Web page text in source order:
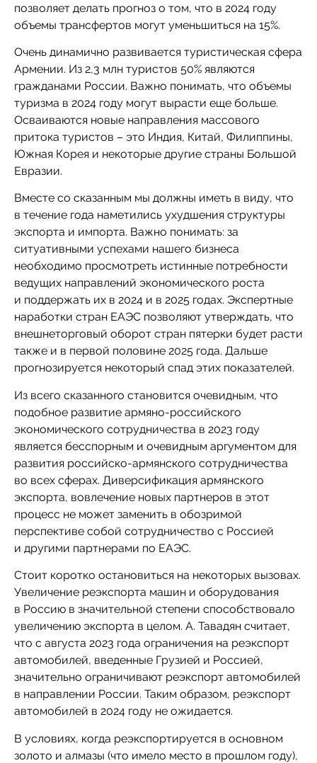
позволяет делать прогноз о том, что в 2024 году
объемы трансфертов могут уменьшиться на 15%.
Очень динамично развивается туристическая сфера
Армении. Из 2,3 млн туристов 50% являются
гражданами России. Важно понимать, что объемы
туризма в 2024 году могут вырасти еще больше.
Осваиваются новые направления массового
притока туристов – это Индия, Китай, Филиппины,
Южная Корея и некоторые другие страны Большой
Евразии.
Вместе со сказанным мы должны иметь в виду, что
в течение года наметились ухудшения структуры
экспорта и импорта. Важно понимать: за
ситуативными успехами нашего бизнеса
необходимо просмотреть истинные потребности
ведущих направлений экономического роста
и поддержать их в 2024 и в 2025 годах. Экспертные
наработки стран ЕАЭС позволяют утверждать, что
внешнеторговый оборот стран пятерки будет расти
также и в первой половине 2025 года. Дальше
прогнозируется некоторый спад этих показателей.
Из всего сказанного становится очевидным, что
подобное развитие армяно-российского
экономического сотрудничества в 2023 году
является бесспорным и очевидным аргументом для
развития российско-армянского сотрудничества
во всех сферах. Диверсификация армянского
экспорта, вовлечение новых партнеров в этот
процесс не может заменить в обозримой
перспективе собой сотрудничество с Россией
и другими партнерами по ЕАЭС.
Стоит коротко остановиться на некоторых вызовах.
Увеличение реэкспорта машин и оборудования
в Россию в значительной степени способствовало
увеличению экспорта в целом. А. Тавадян считает,
что с августа 2023 года ограничения на реэкспорт
автомобилей, введенные Грузией и Россией,
значительно ограничивают реэкспорт автомобилей
в направлении России. Таким образом, реэкспорт
автомобилей в 2024 году не ожидается.
В условиях, когда реэкспортируется в основном
золото и алмазы (что имело место в прошлом году),